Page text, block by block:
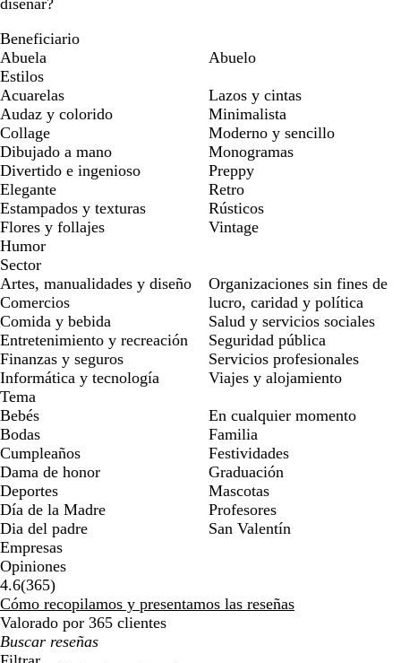
Beneficiario
Abuela
Abuelo
Estilos
Acuarelas
Audaz y colorido
Collage
Dibujado a mano
Divertido e ingenioso
Elegante
Estampados y texturas
Flores y follajes
Humor
Lazos y cintas
Minimalista
Moderno y sencillo
Monogramas
Preppy
Retro
Rústicos
Vintage
Sector
Artes, manualidades y diseño
Comercios
Comida y bebida
Entretenimiento y recreación
Finanzas y seguros
Informática y tecnología
Organizaciones sin fines de
lucro, caridad y política
Salud y servicios sociales
Seguridad pública
Servicios profesionales
Viajes y alojamiento
Tema
Bebés
Bodas
Cumpleaños
Dama de honor
Deportes
Día de la Madre
Dia del padre
Empresas
En cualquier momento
Familia
Festividades
Graduación
Mascotas
Profesores
San Valentín
Opiniones
4.6(365365
reseñas
)
Cómo recopilamos y presentamos las reseñas
Valorado por 365 clientes
Mis